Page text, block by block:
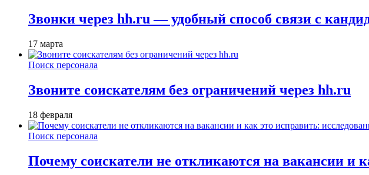
Звонки через hh.ru — удобный способ связи с
17 марта
Поиск персонала
Звоните соискателям без ограничений через hh.ru
18 февраля
Поиск персонала
Почему соискатели не откликаются на вакансии и